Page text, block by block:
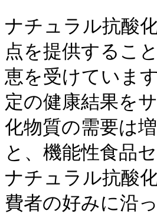
ナチュラル抗酸
点を提供するこ
恵を受けていま
定の健康結果を
化物質の需要は
と、機能性食品
ナチュラル抗酸
費者の好みに沿